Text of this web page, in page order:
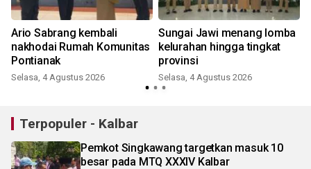
Ario Sabrang kembali
nakhodai Rumah Komunitas
Pontianak
Selasa, 4 Agustus 2026
Sungai Jawi menang lomba
kelurahan hingga tingkat
provinsi
Selasa, 4 Agustus 2026
Terpopuler - Kalbar
Pemkot Singkawang targetkan masuk 10
besar pada MTQ XXXIV Kalbar